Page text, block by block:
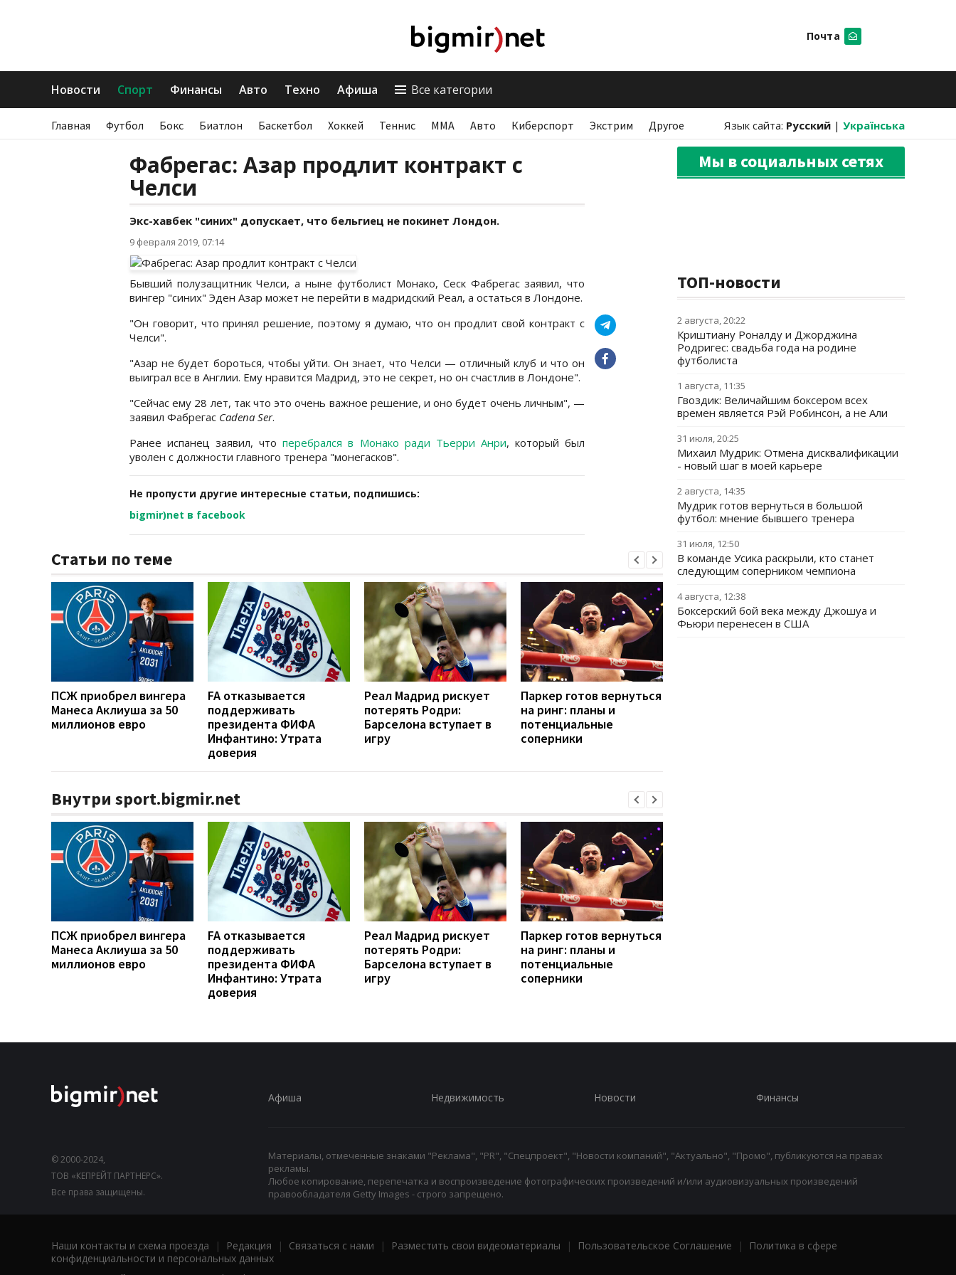
Почта
Новости Спорт Финансы Авто Техно Афиша Все категории
Главная Футбол Бокс Биатлон Баскетбол Хоккей Теннис ММА Авто Киберспорт Экстрим Другое Язык сайта: Русский | Українська
Фабрегас: Азар продлит контракт с
Челси
Экс-хавбек "синих" допускает, что бельгиец не покинет Лондон.
9 февраля 2019, 07:14
Бывший полузащитник Челси, а ныне футболист Монако, Сеск Фабрегас заявил, что
вингер "синих" Эден Азар может не перейти в мадридский Реал, а остаться в Лондоне.
"Он говорит, что принял решение, поэтому я думаю, что он продлит свой контракт с
Челси".
"Азар не будет бороться, чтобы уйти. Он знает, что Челси — отличный клуб и что он
выиграл все в Англии. Ему нравится Мадрид, это не секрет, но он счастлив в Лондоне".
"Сейчас ему 28 лет, так что это очень важное решение, и оно будет очень личным", —
заявил Фабрегас Cadena Ser.
Ранее испанец заявил, чтоперебрался в Монако ради Тьерри Анри, который был
уволен с должности главного тренера "монегасков".
Не пропусти другие интересные статьи, подпишись:
bigmir)net в facebook
Статьи по теме
ПСЖ приобрел вингера
Манеса Аклиуша за 50
миллионов евро
FA отказывается
поддерживать
президента ФИФА
Инфантино: Утрата
доверия
Реал Мадрид рискует
потерять Родри:
Барселона вступает в
игру
Паркер готов вернуться
на ринг: планы и
потенциальные
соперники
Внутри sport.bigmir.net
ПСЖ приобрел вингера
Манеса Аклиуша за 50
миллионов евро
FA отказывается
поддерживать
президента ФИФА
Инфантино: Утрата
доверия
Реал Мадрид рискует
потерять Родри:
Барселона вступает в
игру
Паркер готов вернуться
на ринг: планы и
потенциальные
соперники
Мы в социальных сетях
ТОП-новости
2 августа, 20:22
Криштиану Роналду и Джорджина
Родригес: свадьба года на родине
футболиста
1 августа, 11:35
Гвоздик: Величайшим боксером всех
времен является Рэй Робинсон, а не Али
31 июля, 20:25
Михаил Мудрик: Отмена дисквалификации
- новый шаг в моей карьере
2 августа, 14:35
Мудрик готов вернуться в большой
футбол: мнение бывшего тренера
31 июля, 12:50
В команде Усика раскрыли, кто станет
следующим соперником чемпиона
4 августа, 12:38
Боксерский бой века между Джошуа и
Фьюри перенесен в США
© 2000-2024,
ТОВ «КЕПРЕЙТ ПАРТНЕРС».
Все права защищены.
Афиша Недвижимость Новости Финансы
Материалы, отмеченные знаками "Реклама", "PR", "Спецпроект", "Новости компаний", "Актуально", "Промо", публикуются на правах
рекламы.
Любое копирование, перепечатка и воспроизведение фотографических произведений и/или аудиовизуальных произведений
правообладателя Getty Images - строго запрещено.
Наши контакты и схема проезда | Редакция | Связаться с нами | Разместить свои видеоматериалы | Пользовательское Соглашение |
Политика в сфере
конфиденциальности и персональных данных